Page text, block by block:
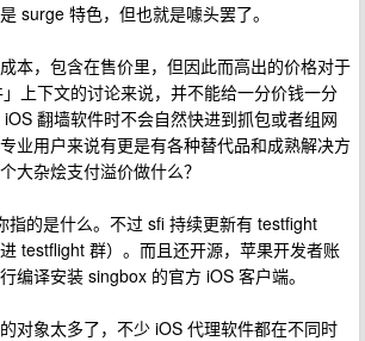
surge 特色，但也就是噱头罢了。
本，包含在售价里，但因此而高出的价格对于
」上下文的讨论来说，并不能给一分价钱一分
翻墙软件时不会自然快进到抓包或者组网
业用户来说有更是有各种替代品和成熟解决方
大杂烩支付溢价做什么？
指的是什么。不过 sfi 持续更新有 testfight
进 testflight 群）。而且还开源，苹果开发者账
编译安装 singbox 的官方 iOS 客户端。
对象太多了，不少 iOS 代理软件都在不同时